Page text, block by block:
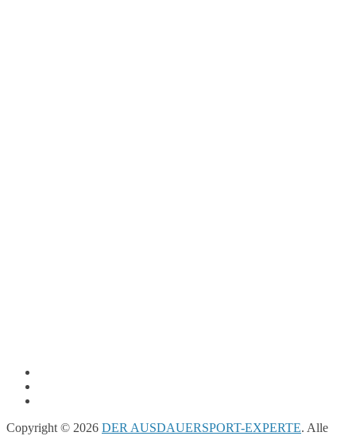
Copyright © 2026 DER AUSDAUERSPORT-EXPERTE. Alle